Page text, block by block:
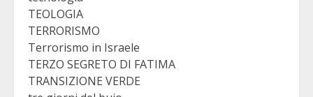
TEOLOGIA
TERRORISMO
Terrorismo in Israele
TERZO SEGRETO DI FATIMA
TRANSIZIONE VERDE